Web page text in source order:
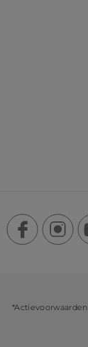
*Actievoorwaarden